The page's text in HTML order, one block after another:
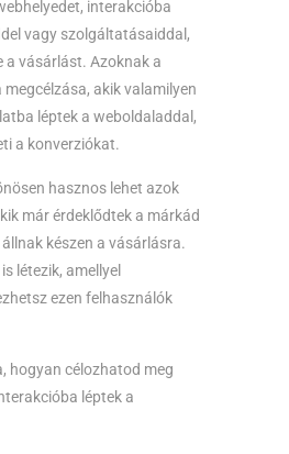
interakcióba
vagy szolgáltatásaiddal,
a vásárlást. Azoknak a
akik valamilyen
léptek a weboldaladdal,
a konverziókat.
hasznos lehet azok
már érdeklődtek a márkád
készen a vásárlásra.
létezik, amellyel
ezen felhasználók
hogyan célozhatod meg
léptek a